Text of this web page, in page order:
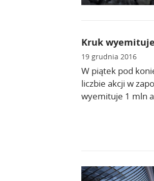
Kruk
19 grudnia 2016
W piątek pod
liczbie akcji w
wyemituje 1 mln